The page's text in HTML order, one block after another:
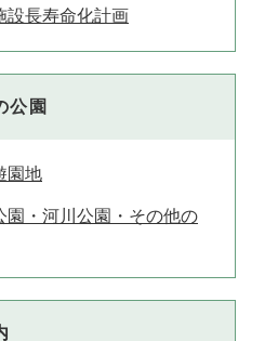
設長寿命化計画
公園
園地
園・河川公園・その他の